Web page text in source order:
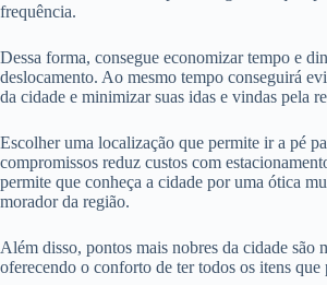
frequência.
Dessa forma, consegue economizar tempo e
deslocamento. Ao mesmo tempo conseguirá
da cidade e minimizar suas idas e vindas pela
Escolher uma localização que permite ir a pé
compromissos reduz custos com
permite que conheça a cidade por uma ótica
morador da região.
Além disso, pontos mais nobres da cidade são
oferecendo o conforto de ter todos os itens que